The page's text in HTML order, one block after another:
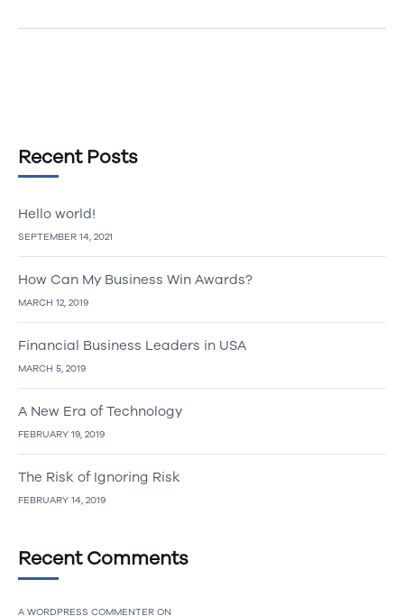
Recent Posts
Hello world!
SEPTEMBER 14, 2021
How Can My Business Win Awards?
MARCH 12, 2019
Financial Business Leaders in USA
MARCH 5, 2019
A New Era of Technology
FEBRUARY 19, 2019
The Risk of Ignoring Risk
FEBRUARY 14, 2019
Recent Comments
A WORDPRESS COMMENTER ON